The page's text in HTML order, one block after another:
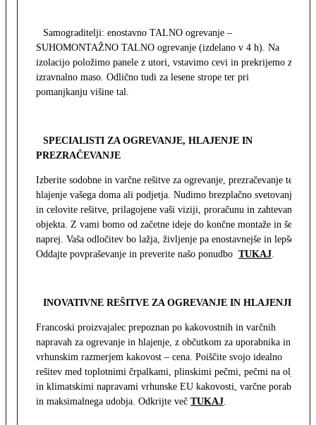
Samograditelji: enostavno TALNO ogrevanje –
SUHOMONTAŽNO TALNO ogrevanje (izdelano v 4 h). Na
izolacijo položimo panele z utori, vstavimo cevi in prekrijemo z
izravnalno maso. Odlično tudi za lesene strope ter pri
pomanjkanju višine tal.
SPECIALISTI ZA OGREVANJE, HLAJENJE IN
PREZRAČEVANJE
Izberite sodobne in varčne rešitve za ogrevanje, prezračevanje ter
hlajenje vašega doma ali podjetja. Nudimo brezplačno svetovanje
in celovite rešitve, prilagojene vaši viziji, proračunu in zahtevam
objekta. Z vami bomo od začetne ideje do končne montaže in še
naprej. Vaša odločitev bo lažja, življenje pa enostavnejše in lepše.
Oddajte povpraševanje in preverite našo ponudbo TUKAJ
INOVATIVNE REŠITVE ZA OGREVANJE IN HLAJENJE
Francoski proizvajalec prepoznan po kakovostnih in varčnih
napravah za ogrevanje in hlajenje, z občutkom za uporabnika in z
vrhunskim razmerjem kakovost – cena. Poiščite svojo idealno
rešitev med toplotnimi črpalkami, plinskimi pečmi, pečmi na olje
in klimatskimi napravami vrhunske EU kakovosti, varčne porabe
in maksimalnega udobja. Odkrijte več TUKAJ